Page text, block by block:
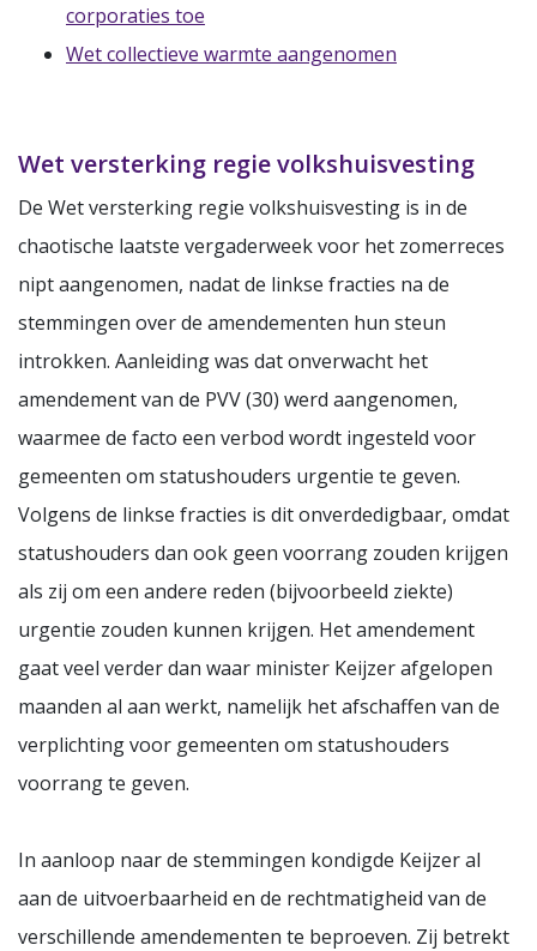
corporaties toe
Wet collectieve warmte aangenomen
Wet versterking regie volkshuisvesting
De Wet versterking regie volkshuisvesting is in de
chaotische laatste vergaderweek voor het zomerreces
nipt aangenomen, nadat de linkse fracties na de
stemmingen over de amendementen hun steun
introkken. Aanleiding was dat onverwacht het
amendement van de PVV (30) werd aangenomen,
waarmee de facto een verbod wordt ingesteld voor
gemeenten om statushouders urgentie te geven.
Volgens de linkse fracties is dit onverdedigbaar, omdat
statushouders dan ook geen voorrang zouden krijgen
als zij om een andere reden (bijvoorbeeld ziekte)
urgentie zouden kunnen krijgen. Het amendement
gaat veel verder dan waar minister Keijzer afgelopen
maanden al aan werkt, namelijk het afschaffen van de
verplichting voor gemeenten om statushouders
voorrang te geven.
In aanloop naar de stemmingen kondigde Keijzer al
aan de uitvoerbaarheid en de rechtmatigheid van de
verschillende amendementen te beproeven. Zij betrekt